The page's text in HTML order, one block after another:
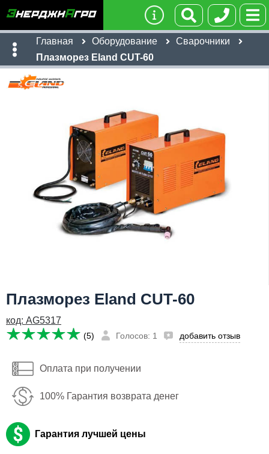
Главная Оборудование
Сварочники
Плазморез Eland CUT-60
Плазморез Eland CUT-60
код: AG5317
(5) Голосов: 1 добавить отзыв
Оплата при получении
100% Гарантия возврата денег
Гарантия лучшей цены
37,228
Имя:
Сообщить о поступлении
37,228
Имя:
Телефон
Я даю согласие на обработку персональных данных
Сообщить о поступлении
Я даю согласие на обработку персональных данных
Отправить